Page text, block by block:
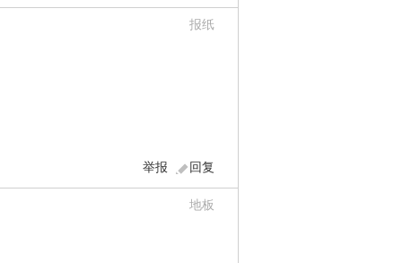
报纸
回复
举报
地板